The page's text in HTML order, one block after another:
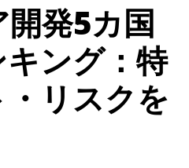
発5カ国
ング：特
リスクを